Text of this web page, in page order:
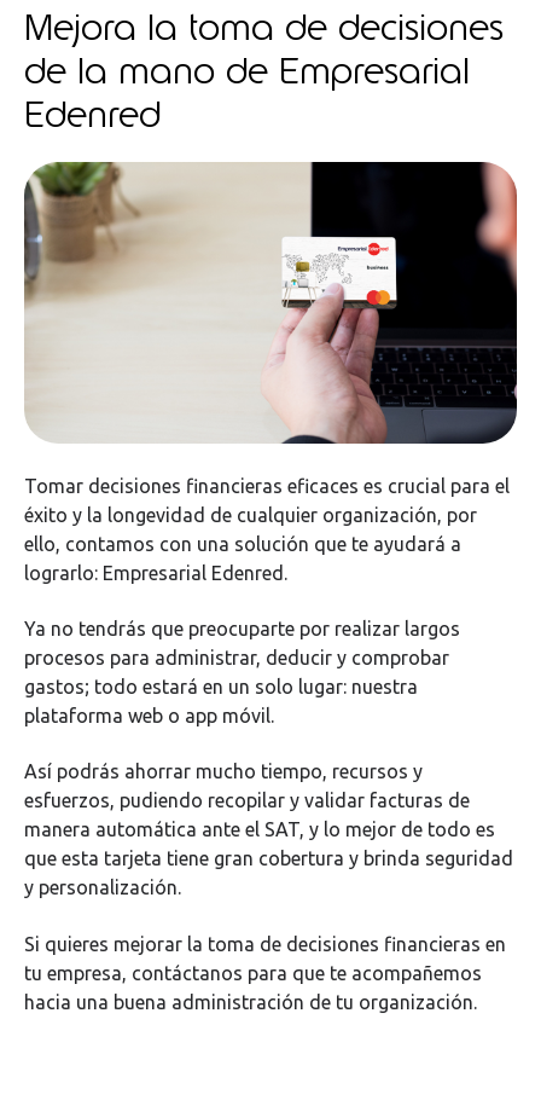
Mejora la toma de decisiones
de la mano de Empresarial
Edenred
Tomar decisiones financieras eficaces es crucial para el
éxito y la longevidad de cualquier organización, por
ello, contamos con una solución que te ayudará a
lograrlo: Empresarial Edenred.
Ya no tendrás que preocuparte por realizar largos
procesos para administrar, deducir y comprobar
gastos; todo estará en un solo lugar: nuestra
plataforma web o app móvil.
Así podrás ahorrar mucho tiempo, recursos y
esfuerzos, pudiendo recopilar y validar facturas de
manera automática ante el SAT, y lo mejor de todo es
que esta tarjeta tiene gran cobertura y brinda seguridad
y personalización.
Si quieres mejorar la toma de decisiones financieras en
tu empresa, contáctanos para que te acompañemos
hacia una buena administración de tu organización.